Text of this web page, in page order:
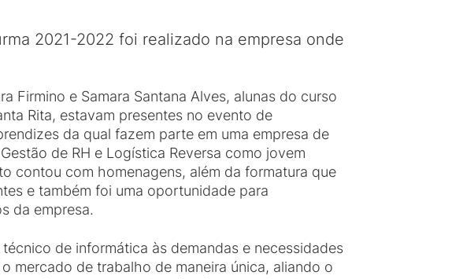
2021-2022 foi realizado na empresa onde
Firmino e Samara Santana Alves, alunas do curso
Rita, estavam presentes no evento de
da qual fazem parte em uma empresa de
de RH e Logística Reversa como jovem
contou com homenagens, além da formatura que
e também foi uma oportunidade para
da empresa.
de informática às demandas e necessidades
mercado de trabalho de maneira única, aliando o